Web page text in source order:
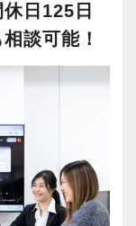
日125日
談可能！